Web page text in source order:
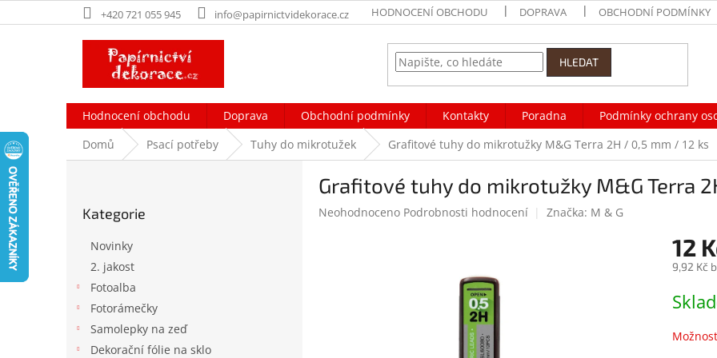
na
+420 721 055 945 info@papirnictvidekorace.cz HODNOCENÍ OBCHODU DOPRAVA OBCHODNÍ PODMÍNKY
HLEDAT
Hodnocení obchodu Doprava Obchodní podmínky Kontakty Poradna Podmínky ochrany
Domů
Psací potřeby Tuhy do mikrotužek Grafitové tuhy do mikrotužky M&G Terra 2H / 0,5 mm / 12 ks
kategorie
Kategorie
Novinky
2. jakost
Fotoalba
Fotorámečky
Samolepky na zeď
Dekorační fólie na sklo
Grafitové tuhy do mikrotužky M&G Terra
Průměrné
Neohodnoceno Podrobnosti hodnocení Značka: M & G
12
9,92 Kč
cena: